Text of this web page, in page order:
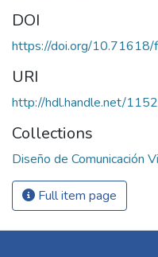
DOI
https://doi.org/
URI
http://hdl.handle.net/
Collections
Diseño de Comunicación
Full item page